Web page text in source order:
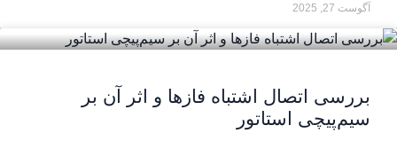
آگوست 27, 2025
بررسی اتصال اشتباه فازها و اثر آن بر
سیم‌پیچی استاتور